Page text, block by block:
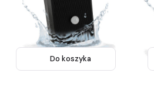
Do koszyka